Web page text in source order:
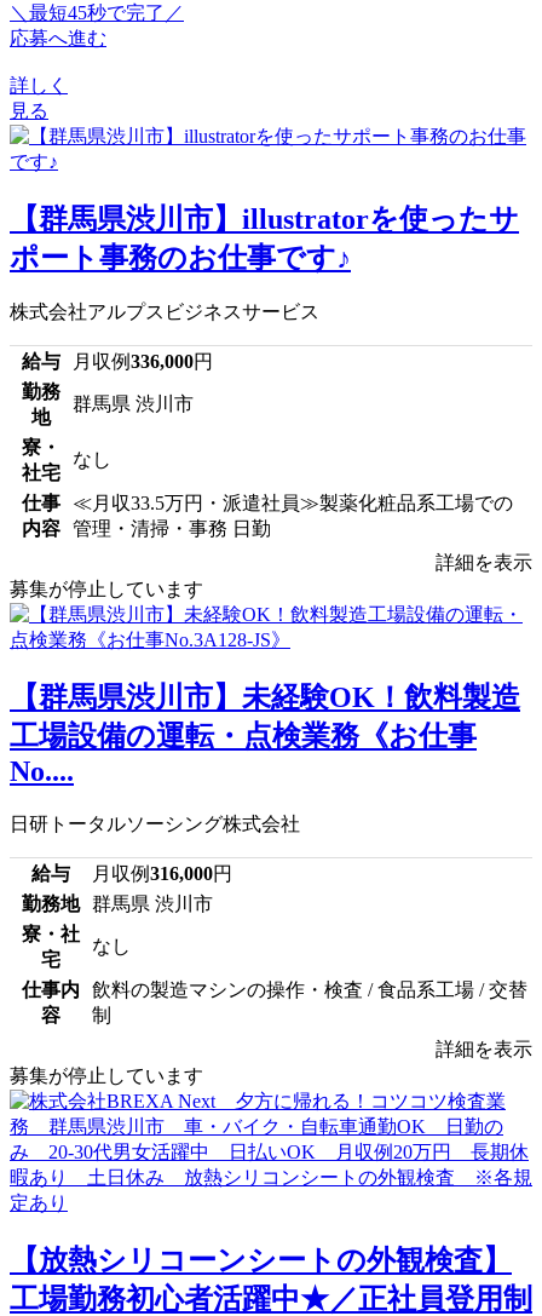
＼最短45秒で完了／
応募へ進む
詳しく
見る
【群馬県渋川市】illustratorを使ったサ
ポート事務のお仕事です♪
株式会社アルプスビジネスサービス
給与 月収例336,000円
勤務
地
群馬県 渋川市
寮・
社宅
なし
仕事
内容
≪月収33.5万円・派遣社員≫製薬化粧品系工場での
管理・清掃・事務 日勤
詳細を表示
募集が停止しています
【群馬県渋川市】未経験OK！飲料製造
工場設備の運転・点検業務《お仕事
No....
日研トータルソーシング株式会社
給与 月収例316,000円
勤務地
群馬県 渋川市
寮・社
宅
なし
仕事内
容
飲料の製造マシンの操作・検査 / 食品系工場 / 交替
制
詳細を表示
募集が停止しています
【放熱シリコーンシートの外観検査】
工場勤務初心者活躍中★／正社員登用制